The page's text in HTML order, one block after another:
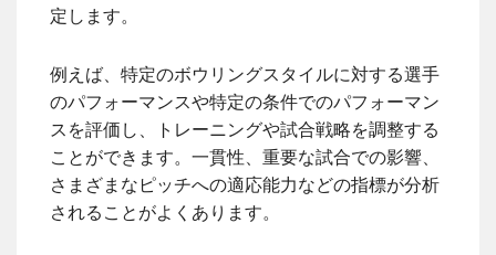
定します。
例えば、特定のボウリングスタイルに対する選手
のパフォーマンスや特定の条件でのパフォーマン
スを評価し、トレーニングや試合戦略を調整する
ことができます。一貫性、重要な試合での影響、
さまざまなピッチへの適応能力などの指標が分析
されることがよくあります。